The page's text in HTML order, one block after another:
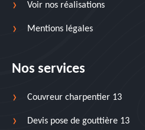
Voir nos réalisations
Mentions légales
Nos services
Couvreur charpentier 13
Devis pose de gouttière 13